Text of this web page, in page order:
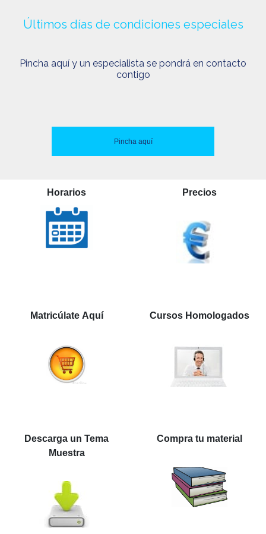
Últimos días de condiciones especiales
Pincha aquí y un especialista se pondrá en contacto
contigo
Pincha aquí
Horarios Precios
Matricúlate Aquí Cursos Homologados
Descarga un Tema
Muestra
Compra tu material